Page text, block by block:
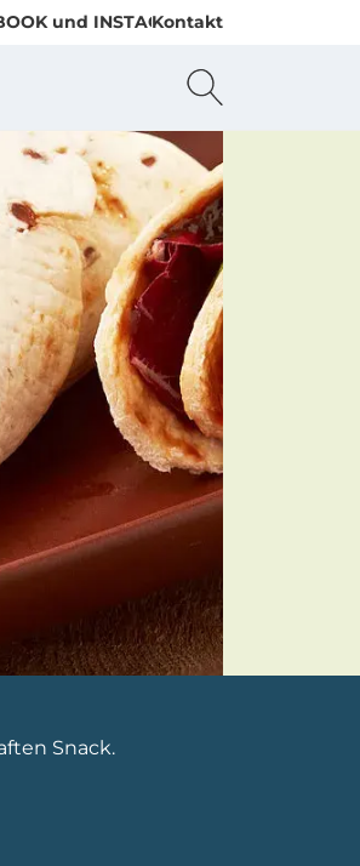
INSTAGRAMKontakt
Snack.